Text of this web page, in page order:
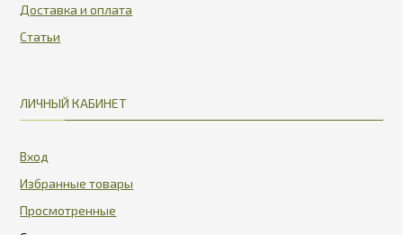
Доставка и оплата
Статьи
ЛИЧНЫЙ КАБИНЕТ
Вход
Избранные товары
Просмотренные